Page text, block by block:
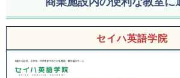
セイハ英語学院